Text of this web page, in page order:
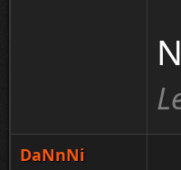
DaNnNi